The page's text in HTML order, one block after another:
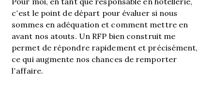
c’est le point de départ pour évaluer si nous
sommes en adéquation et comment mettre en
avant nos atouts. Un RFP bien construit me
permet de répondre rapidement et précisément,
ce qui augmente nos chances de remporter
l’affaire.